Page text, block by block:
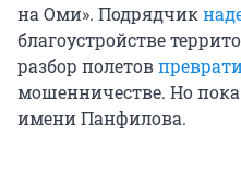
на Оми». Подрядчик
благоустройстве
разбор полетов
мошенничестве. Но
имени Панфилова.